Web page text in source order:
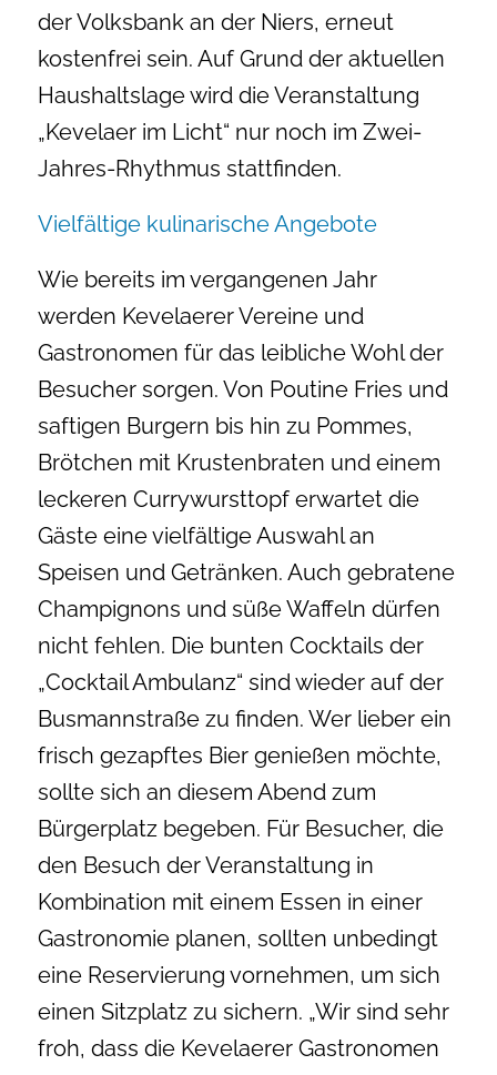
der Volksbank an der Niers, erneut
kostenfrei sein. Auf Grund der aktuellen
Haushaltslage wird die Veranstaltung
„Kevelaer im Licht“ nur noch im Zwei-
Jahres-Rhythmus stattfinden.
Vielfältige kulinarische Angebote
Wie bereits im vergangenen Jahr
werden Kevelaerer Vereine und
Gastronomen für das leibliche Wohl der
Besucher sorgen. Von Poutine Fries und
saftigen Burgern bis hin zu Pommes,
Brötchen mit Krustenbraten und einem
leckeren Currywursttopf erwartet die
Gäste eine vielfältige Auswahl an
Speisen und Getränken. Auch gebratene
Champignons und süße Waffeln dürfen
nicht fehlen. Die bunten Cocktails der
„Cocktail Ambulanz“ sind wieder auf der
Busmannstraße zu finden. Wer lieber ein
frisch gezapftes Bier genießen möchte,
sollte sich an diesem Abend zum
Bürgerplatz begeben. Für Besucher, die
den Besuch der Veranstaltung in
Kombination mit einem Essen in einer
Gastronomie planen, sollten unbedingt
eine Reservierung vornehmen, um sich
einen Sitzplatz zu sichern. „Wir sind sehr
froh, dass die Kevelaerer Gastronomen